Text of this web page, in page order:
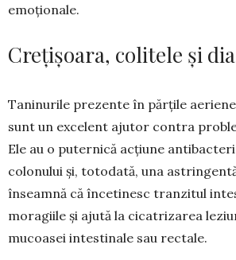
emoțio­nale.
Crețișoara, colitele și
Taninurile prezente în părțile
sunt un excelent ajutor contra
Ele au o puternică acțiune
colonului şi, totodată, una
înseamnă că înce­tinesc tran­zitul
moragiile și ajută la ci­ca­trizarea
mu­coa­sei intes­tinale sau rectale.